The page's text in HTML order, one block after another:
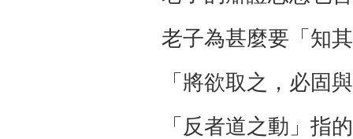
老子為甚麼要「知
「將欲取之，必固
「反者道之動」指